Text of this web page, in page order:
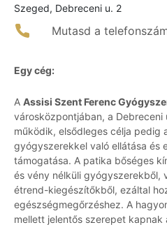
Szeged, Debreceni u. 2
Mutasd a
Egy cég:
A Assisi Szent Ferenc
városközpontjában, a Debreceni
működik, elsődleges célja pedig
gyógyszerekkel való ellátása és
támogatása. A patika bőséges
és vény nélküli gyógyszerekből,
étrend-kiegészítőkből, ezáltal
egészségmegőrzéshez. A
mellett jelentős szerepet